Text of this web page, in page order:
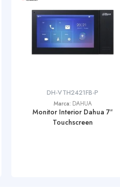
DH-VTH2421FB-P
Marca: DAHUA
Monitor Interior Dahua 7″
Touchscreen